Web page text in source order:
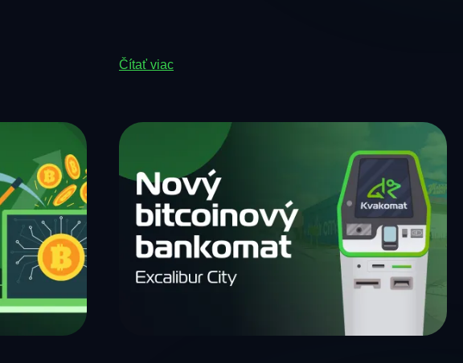
Čítať viac